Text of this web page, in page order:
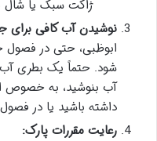
ژاکت سبک یا شال
نوشیدن آب کافی برای
ابوظبی، حتی در فصول
شود. حتماً یک بطری آب
آب بنوشید، به خصوص
داشته باشید یا در
رعایت مقررات پارک: